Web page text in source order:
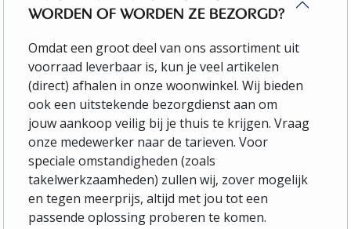
WORDEN OF WORDEN ZE BEZORGD?
Omdat een groot deel van ons assortiment uit
voorraad leverbaar is, kun je veel artikelen
(direct) afhalen in onze woonwinkel. Wij bieden
ook een uitstekende bezorgdienst aan om
jouw aankoop veilig bij je thuis te krijgen. Vraag
onze medewerker naar de tarieven. Voor
speciale omstandigheden (zoals
takelwerkzaamheden) zullen wij, zover mogelijk
en tegen meerprijs, altijd met jou tot een
passende oplossing proberen te komen.